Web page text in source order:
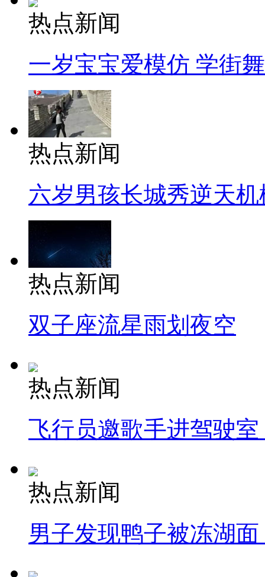
热点新闻
一岁宝宝爱模仿 学街
热点新闻
六岁男孩长城秀逆天机
热点新闻
双子座流星雨划夜空
热点新闻
飞行员邀歌手进驾驶
热点新闻
男子发现鸭子被冻湖